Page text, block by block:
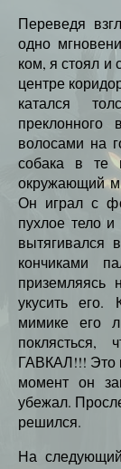
Переведя
одно
ком, я стоял и
центре
катался
преклонного
волосами на
собака в те
окружающий
Он играл с
пухлое тело
вытягивался
кончиками
приземляясь
укусить
мимике его
ГАВКАЛ!!! Это
момент он
убежал.
решился.
На